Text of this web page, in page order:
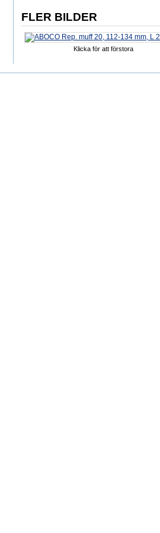
FLER BILDER
Klicka för att förstora